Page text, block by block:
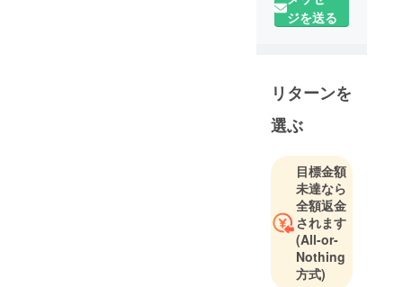
ジを送る
リターンを
選ぶ
目標金額
未達なら
全額返金
されます
(All-or-
Nothing
方式)